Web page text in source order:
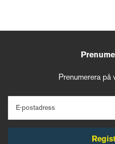
Prenumerera på
E-postadress